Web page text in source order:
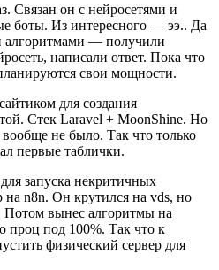
Связан он с нейросетями и
боты. Из интересного — ээ.. Да
— получили
написали ответ. Пока что
свои мощности.
для создания
Стек Laravel + MoonShine. Но
вообще не было. Так что только
первые таблички.
запуска некритичных
n8n. Он крутился на vds, но
Потом вынес алгоритмы на
проц под 100%. Так что к
физический сервер для